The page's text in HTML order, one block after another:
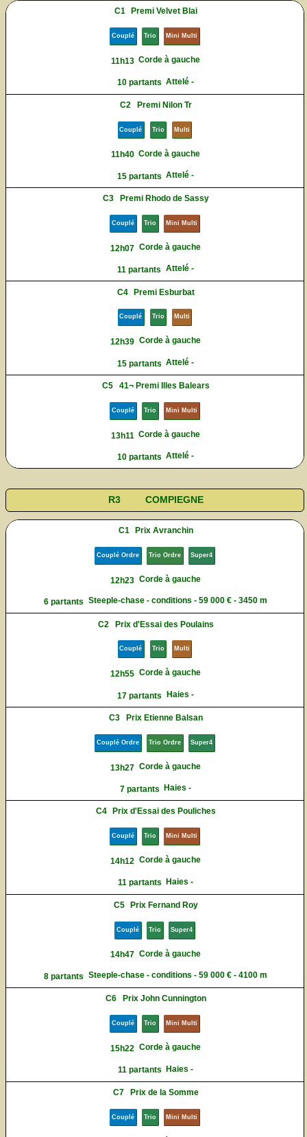
C1 Premi Velvet Blai
Couplé Trio Mini Multi
11h13 Corde à gauche
10 partants Attelé -
C2 Premi Nilon Tr
Couplé Trio Multi
11h40 Corde à gauche
15 partants Attelé -
C3 Premi Rhodo de Sassy
Couplé Trio Mini Multi
12h07 Corde à gauche
11 partants Attelé -
C4 Premi Esburbat
Couplé Trio Multi
12h39 Corde à gauche
15 partants Attelé -
C5 41¬ Premi Illes Balears
Couplé Trio Mini Multi
13h11 Corde à gauche
10 partants Attelé -
R3 COMPIEGNE
C1 Prix Avranchin
Couplé Ordre Trio Ordre Super4
12h23 Corde à gauche
6 partants Steeple-chase - conditions - 59 000 € - 3450 m
C2 Prix d'Essai des Poulains
Couplé Trio Multi
12h55 Corde à gauche
17 partants Haies -
C3 Prix Etienne Balsan
Couplé Ordre Trio Ordre Super4
13h27 Corde à gauche
7 partants Haies -
C4 Prix d'Essai des Pouliches
Couplé Trio Mini Multi
14h12 Corde à gauche
11 partants Haies -
C5 Prix Fernand Roy
Couplé Trio Super4
14h47 Corde à gauche
8 partants Steeple-chase - conditions - 59 000 € - 4100 m
C6 Prix John Cunnington
Couplé Trio Mini Multi
15h22 Corde à gauche
11 partants Haies -
C7 Prix de la Somme
Couplé Trio Mini Multi